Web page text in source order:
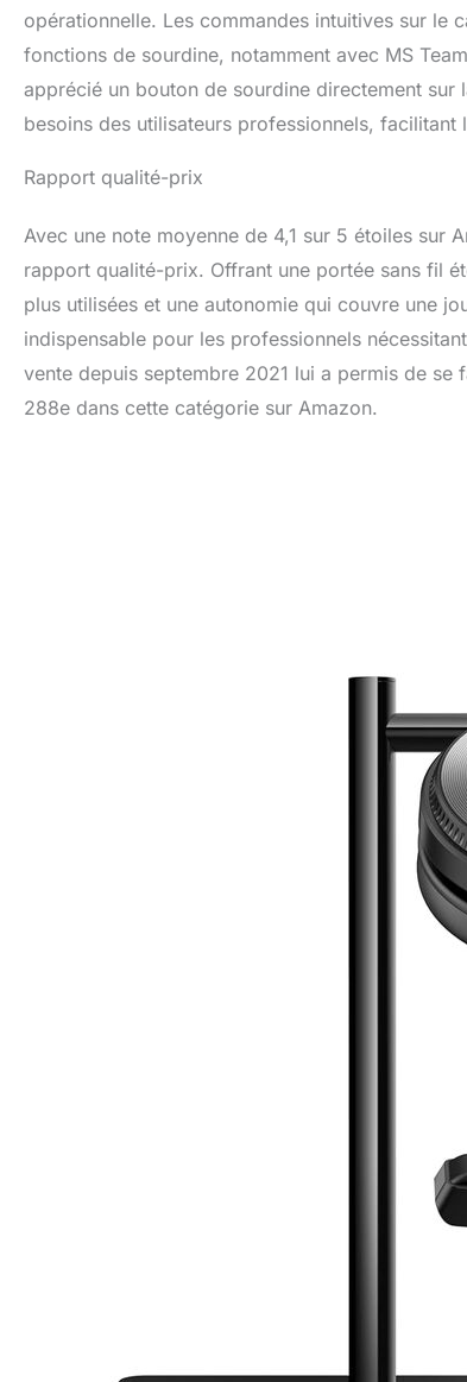
opérationnelle. Les commandes intuitives sur le
fonctions de sourdine, notamment avec MS
apprécié un bouton de sourdine directement
besoins des utilisateurs professionnels,
Rapport qualité-prix
Avec une note moyenne de 4,1 sur 5 étoiles sur
rapport qualité-prix. Offrant une portée sans fil
plus utilisées et une autonomie qui couvre une
indispensable pour les professionnels
vente depuis septembre 2021 lui a permis de se
288e dans cette catégorie sur Amazon.